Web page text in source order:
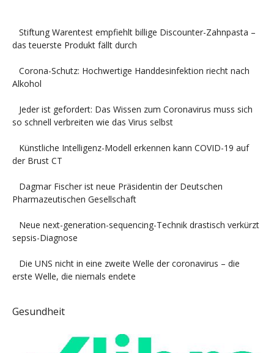
Stiftung Warentest empfiehlt billige Discounter-Zahnpasta –
das teuerste Produkt fällt durch
Corona-Schutz: Hochwertige Handdesinfektion riecht nach
Alkohol
Jeder ist gefordert: Das Wissen zum Coronavirus muss sich
so schnell verbreiten wie das Virus selbst
Künstliche Intelligenz-Modell erkennen kann COVID-19 auf
der Brust CT
Dagmar Fischer ist neue Präsidentin der Deutschen
Pharmazeutischen Gesellschaft
Neue next-generation-sequencing-Technik drastisch verkürzt
sepsis-Diagnose
Die UNS nicht in eine zweite Welle der coronavirus – die
erste Welle, die niemals endete
Gesundheit